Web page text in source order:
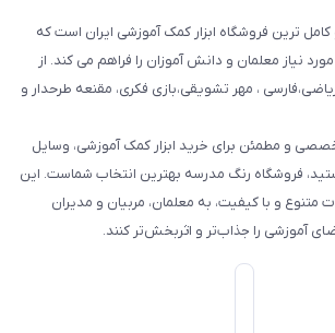
ترین فروشگاه ابزار کمک آموزشی ایران است که
نیاز معلمان و دانش آموزان را فراهم می کند. از
، مهر تشویقی،بازی فکری، مقنعه طرحدار و
و مطمئن برای خرید ابزار کمک آموزشی، وسایل
فروشگاه رنگ مدرسه بهترین انتخاب شماست. این
متنوع و با کیفیت، به معلمان، مربیان و مدیران
آموزشی را جذاب‌تر و اثربخش‌تر کنند.